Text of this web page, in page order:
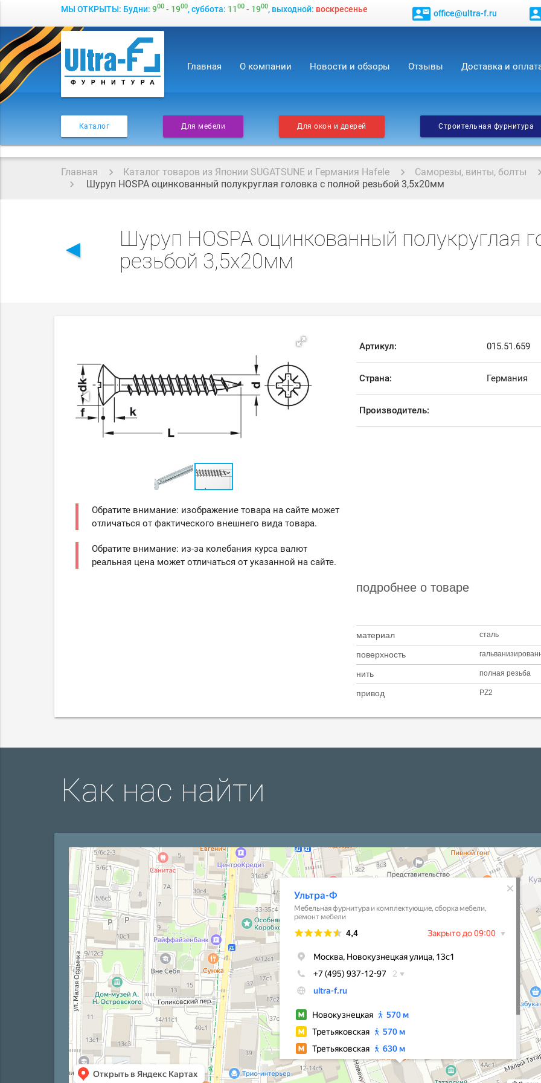
МЫ ОТКРЫТЫ: Будни: 900- 1900, суббота: 1100- 1900, выходной: воскресенье contact_mail office@ultra-f.ru
Главная О компании Новости и обзоры Отзывы Доставка и
Каталог Для мебели Для окон и дверей Строительная фурнитура
Главная Каталог товаров из Японии SUGATSUNE и Германия Hafele
Саморезы, винты, болты
Шуруп HOSPA оцинкованный полукруглая головка с полной резьбой 3,5x20мм
◄
Шуруп HOSPA оцинкованный полукруглая
резьбой 3,5x20мм
Обратите внимание: изображение товара на сайте может
отличаться от фактического внешнего вида товара.
Обратите внимание: из-за колебания курса валют
реальная цена может отличаться от указанной на сайте.
Артикул: 015.51.659
Страна: Германия
Производитель:
подробнее о товаре
материал сталь
поверхность
нить полная резьба
привод PZ2
Как нас найти